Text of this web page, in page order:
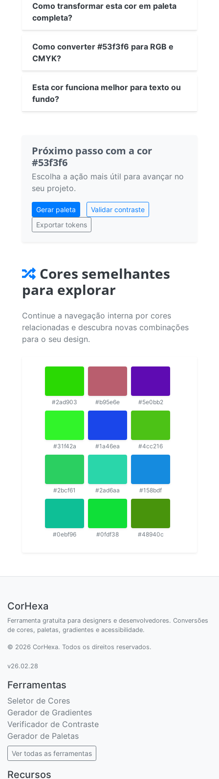
Como transformar esta cor em paleta
completa?
Como converter #53f3f6 para RGB e
CMYK?
Esta cor funciona melhor para texto ou
fundo?
Próximo passo com a cor
#53f3f6
Escolha a ação mais útil para avançar no
seu projeto.
Gerar paleta
Validar contraste
Exportar tokens
Cores semelhantes
para explorar
Continue a navegação interna por cores
relacionadas e descubra novas combinações
para o seu design.
#2ad903 #b95e6e #5e0bb2
#31f42a #1a46ea #4cc216
#2bcf61 #2ad6aa #158bdf
#0ebf96 #0fdf38 #48940c
CorHexa
Ferramenta gratuita para designers e desenvolvedores. Conversões
de cores, paletas, gradientes e acessibilidade.
© 2026 CorHexa. Todos os direitos reservados.
v26.02.28
Ferramentas
Seletor de Cores
Gerador de Gradientes
Verificador de Contraste
Gerador de Paletas
Ver todas as ferramentas
Recursos